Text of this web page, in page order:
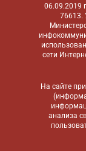
06.09.2019
76613.
сети
На сайте
анализа